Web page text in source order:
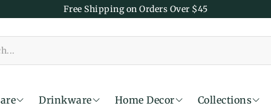
Free Shipping on Orders Over $45
Drinkware Home Decor Collections